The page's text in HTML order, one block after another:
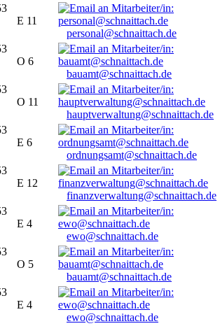
E 11
personal@schnaittach.de
O 6
bauamt@schnaittach.de
O 11
hauptverwaltung@schnaittach.de
E 6
ordnungsamt@schnaittach.de
E 12
finanzverwaltung@schnaittach.de
E 4
ewo@schnaittach.de
O 5
bauamt@schnaittach.de
E 4
ewo@schnaittach.de